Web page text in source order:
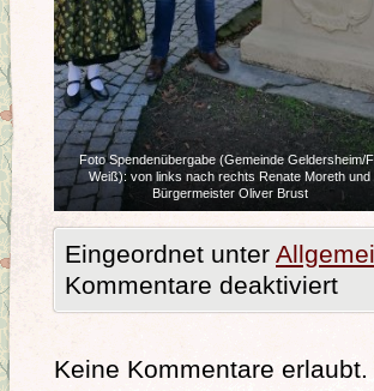
Foto Spendenübergabe (Gemeinde Geldersheim/
Weiß): von links nach rechts Renate Moreth und
Bürgermeister Oliver Brust
Eingeordnet unter
Kommentare deaktiviert
Keine Kommentare erlaubt.